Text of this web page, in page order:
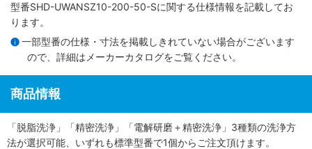
型番SHD-UWANSZ10-200-50-Sに関する仕様情報を記載してお
ります。
一部型番の仕様・寸法を掲載しきれていない場合がございます
ので、詳細は メーカーカタログをご覧ください。
商品情報
「脱脂洗浄」「精密洗浄」「電解研磨＋精密洗浄」3種類の洗浄方
法が選択可能、いずれも標準型番で1個からご注文頂けます。